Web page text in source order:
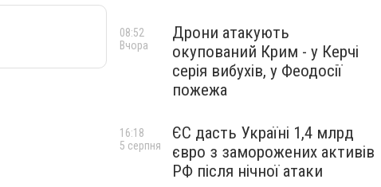
Дрони атакують
окупований Крим - у Керчі
серія вибухів, у Феодосії
пожежа
08:52
Вчора
ЄС дасть Україні 1,4 млрд
євро з заморожених активів
РФ після нічної атаки
16:18
5 серпня